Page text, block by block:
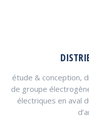
étude & conception,
de groupe
électriques en aval